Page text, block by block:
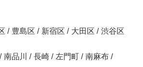
/ 豊島区 / 新宿区 / 大田区 / 渋谷区
/ 南品川 / 長崎 / 左門町 / 南麻布 /